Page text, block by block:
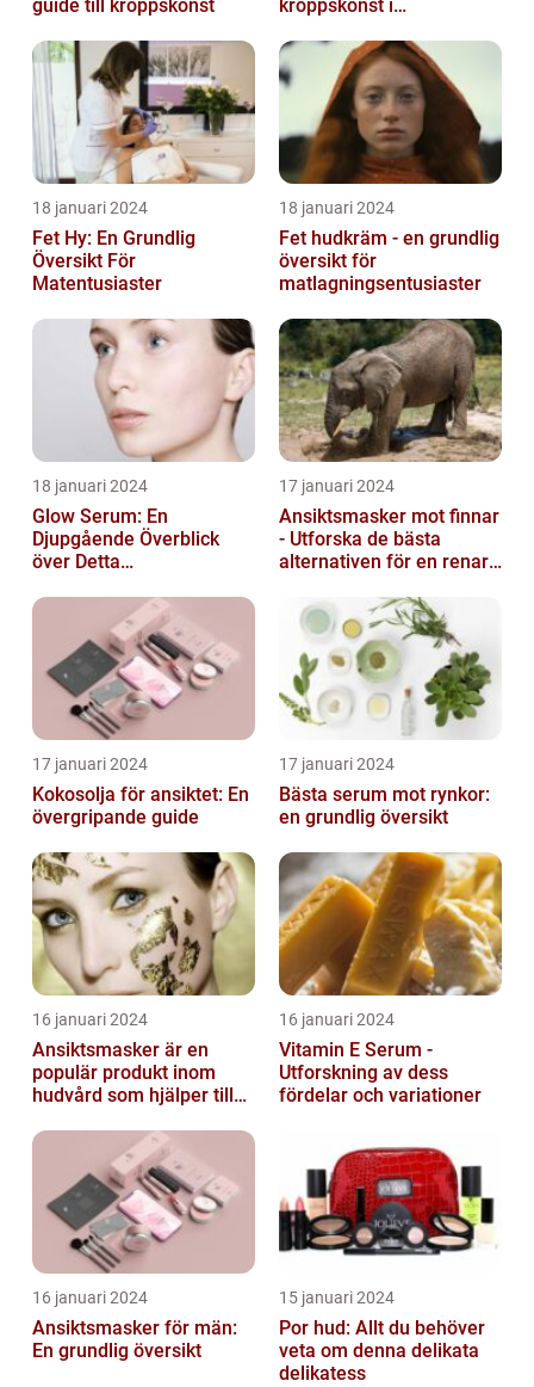
guide till kroppskonst
kroppskonst i
18 januari 2024
Fet Hy: En Grundlig
Översikt För
Matentusiaster
18 januari 2024
Fet hudkräm - en grundlig
översikt för
matlagningsentusiaster
18 januari 2024
Glow Serum: En
Djupgående Överblick
över Detta
17 januari 2024
Ansiktsmasker mot finnar
- Utforska de bästa
alternativen för en renare
17 januari 2024
Kokosolja för ansiktet: En
övergripande guide
17 januari 2024
Bästa serum mot rynkor:
en grundlig översikt
16 januari 2024
Ansiktsmasker är en
populär produkt inom
hudvård som hjälper till
näring åt hud...
16 januari 2024
Vitamin E Serum -
Utforskning av dess
fördelar och variationer
16 januari 2024
Ansiktsmasker för män:
En grundlig översikt
15 januari 2024
Por hud: Allt du behöver
veta om denna delikata
delikatess